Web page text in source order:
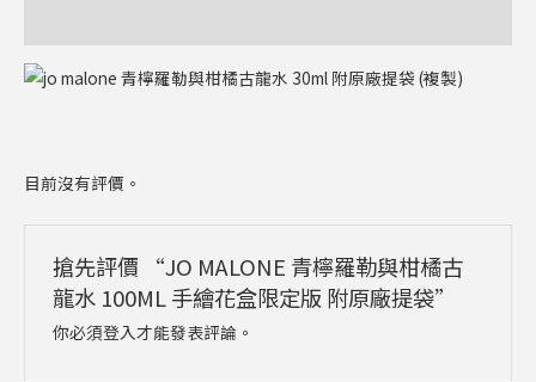
量
目前沒有評價。
搶先評價 “JO MALONE 青檸羅勒與柑橘古
龍水 100ML 手繪花盒限定版 附原廠提袋”
你必須登入才能發表評論。